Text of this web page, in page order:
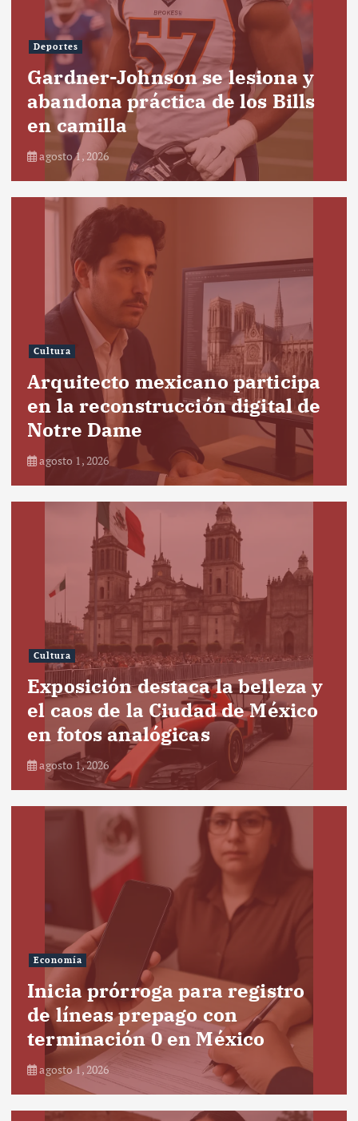
Deportes
Gardner-Johnson se lesiona y
abandona práctica de los Bills
en camilla
agosto 1, 2026
Cultura
Arquitecto mexicano participa
en la reconstrucción digital de
Notre Dame
agosto 1, 2026
Cultura
Exposición destaca la belleza y
el caos de la Ciudad de México
en fotos analógicas
agosto 1, 2026
Economía
Inicia prórroga para registro
de líneas prepago con
terminación 0 en México
agosto 1, 2026